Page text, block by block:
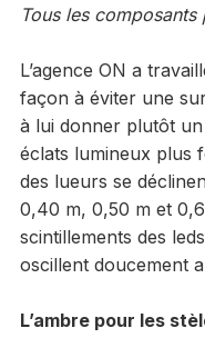
Tous les
L’agence ON a
façon à éviter une
à lui donner plutôt
éclats lumineux plus
des lueurs se
0,40 m, 0,50 m et
scintillements des
oscillent doucement
L’ambre pour les